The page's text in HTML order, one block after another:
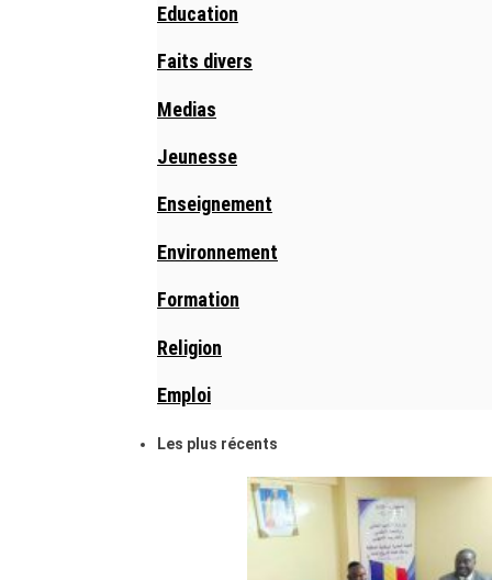
Education
Faits divers
Medias
Jeunesse
Enseignement
Environnement
Formation
Religion
Emploi
Les plus récents